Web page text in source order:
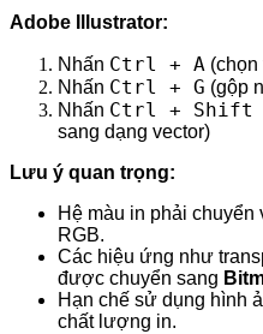
Adobe Illustrator:
Nhấn Ctrl + A (chọn
Nhấn Ctrl + G (gộp
Nhấn Ctrl + Shift
sang dạng vector)
Lưu ý quan trọng:
Hệ màu in phải chuyển
RGB.
Các hiệu ứng như
được chuyển sang
Hạn chế sử dụng hình
chất lượng in.